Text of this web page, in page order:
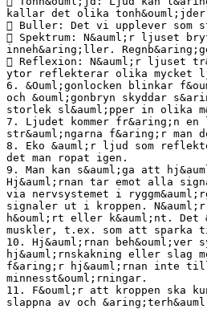
kallar det olika
 Buller: Det vi upplever som
 Spektrum: N&auml;r ljuset
inneh&aring;ller.
 Reflexion: N&auml;r ljuset
ytor reflekterar olika mycket
6. &Ouml;gonlocken blinkar
och &ouml;gonbryn skyddar
storlek sl&auml;pper in olika
7. Ljudet kommer fr&aring;n
str&auml;ngarna f&aring;r man
8. Eko &auml;r ljud som
det man ropat igen.
9. Man kan s&auml;ga att
Hj&auml;rnan tar emot alla
via nervsystemet i
signaler ut i kroppen.
h&ouml;rt eller k&auml;nt. Det
muskler, t.ex. som att
10. Hj&auml;rnan
hj&auml;rnskakning eller slag
f&aring;r hj&auml;rnan inte
minnesst&ouml;rningar.
11. F&ouml;r att kroppen ska
slappna av och